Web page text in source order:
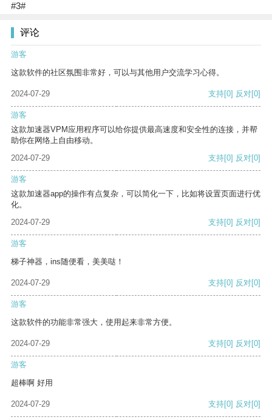
#3#
评论
游客
这款软件的社区氛围非常好，可以与其他用户交流学习心得。
2024-07-29 支持[0] 反对[0]
游客
这款加速器VPM应用程序可以给你提供最高速度和安全性的连接，并帮
助你在网络上自由移动。
2024-07-29
支持[0] 反对[0]
游客
这款加速器app的操作有点复杂，可以简化一下，比如将设置页面进行优
化。
2024-07-29
支持[0] 反对[0]
游客
梯子神器，ins随便看，美美哒！
2024-07-29 支持[0] 反对[0]
游客
这款软件的功能非常强大，使用起来非常方便。
2024-07-29 支持[0] 反对[0]
游客
超棒啊 好用
2024-07-29 支持[0] 反对[0]